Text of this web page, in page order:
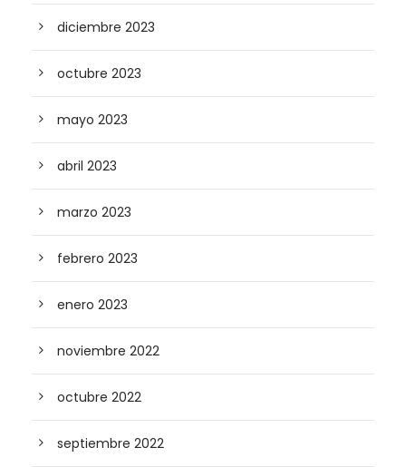
diciembre 2023
octubre 2023
mayo 2023
abril 2023
marzo 2023
febrero 2023
enero 2023
noviembre 2022
octubre 2022
septiembre 2022